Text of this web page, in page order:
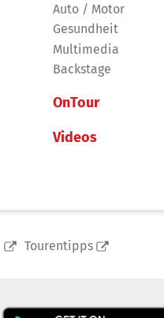
Auto / Motor
Gesundheit
Multimedia
Backstage
OnTour
Videos
Tourentipps